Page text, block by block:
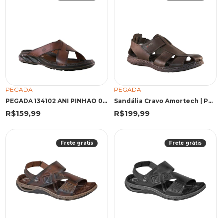
PEGADA
PEGADA 134102 ANI PINHAO 02 45 PIN 134102 PINHAO
R$159,99
PEGADA
Sandália Cravo Amortech | Pegada
R$199,99
Frete grátis Frete grátis